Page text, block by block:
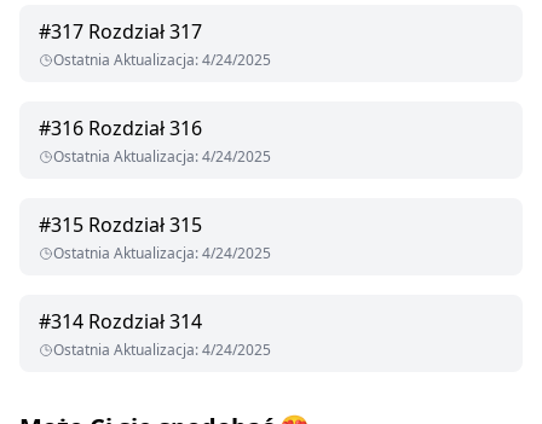
#317 Rozdział 317
Ostatnia Aktualizacja:4/24/2025
#316 Rozdział 316
Ostatnia Aktualizacja:4/24/2025
#315 Rozdział 315
Ostatnia Aktualizacja:4/24/2025
#314 Rozdział 314
Ostatnia Aktualizacja:4/24/2025